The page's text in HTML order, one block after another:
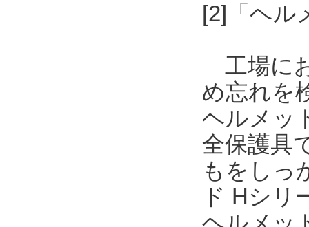
[2]「ヘル
工場に
め忘れを
ヘルメッ
全保護具
もをしっ
ド Hシリ